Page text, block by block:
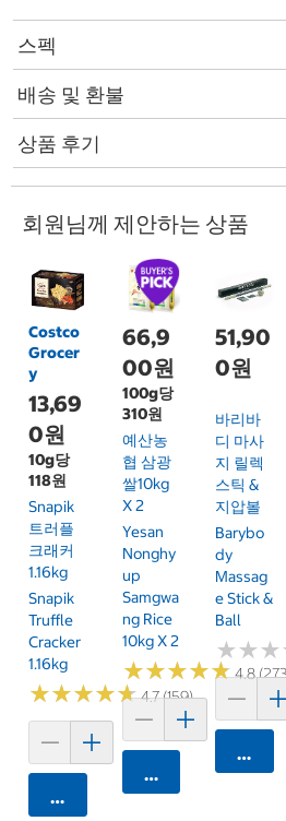
스펙
배송 및 환불
상품 후기
회원님께 제안하는 상품
Costco
Grocer
y
13,69
0원
10g당
118원
Snapik
트러플
크래커
1.16kg
Snapik
Truffle
Cracker
1.16kg
★★★★★
★★★★★4.7 (159)
카트에 담기
66,9
00원
100g당
310원
예산농
협 삼광
쌀10kg
X 2
Yesan
Nonghy
Up
Samgwa
Ng Rice
10kg X 2
★★★★★
★★★★★4.8
카트에 담기
51,90
0원
바리바
디 마사
지 릴렉
스틱 &
지압볼
Barybo
Dy
Massag
E Stick &
Ball
★★★
★★★
카트